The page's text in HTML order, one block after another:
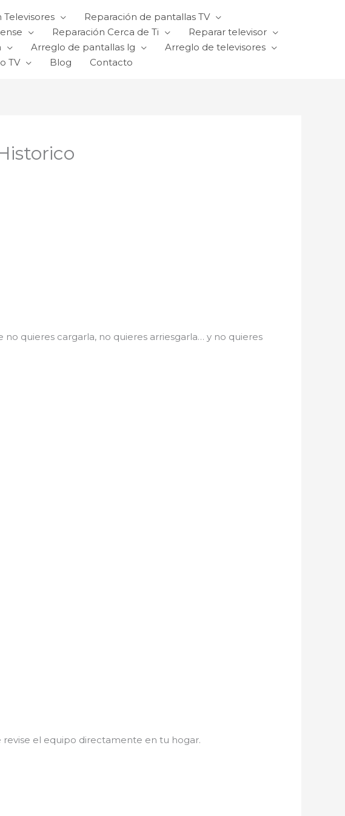
Televisores
Reparación de pantallas TV
Reparación Cerca de Ti
Reparar televisor
Arreglo de pantallas lg
Arreglo de televisores
TV Blog Contacto
no quieres cargarla, no quieres arriesgarla… y no quieres
revise el equipo directamente en tu hogar.